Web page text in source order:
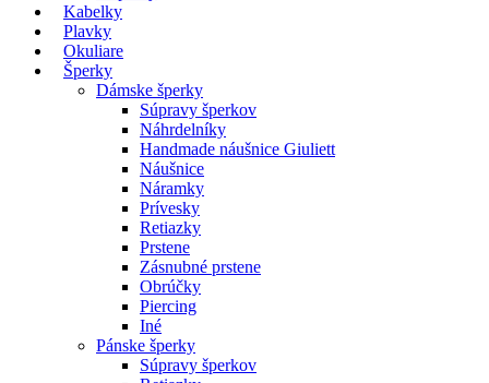
Kabelky
Plavky
Okuliare
Šperky
Dámske šperky
Súpravy šperkov
Náhrdelníky
Handmade náušnice Giuliett
Náušnice
Náramky
Prívesky
Retiazky
Prstene
Zásnubné prstene
Obrúčky
Piercing
Iné
Pánske šperky
Súpravy šperkov